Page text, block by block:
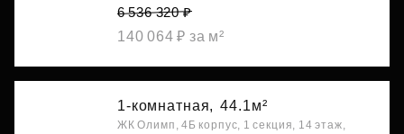
6 536 320 ₽
140 064 ₽ за м²
1-комнатная, 44.1м²
ЖК Олимп, 4Б корпус, 1 секция, 14 этаж,